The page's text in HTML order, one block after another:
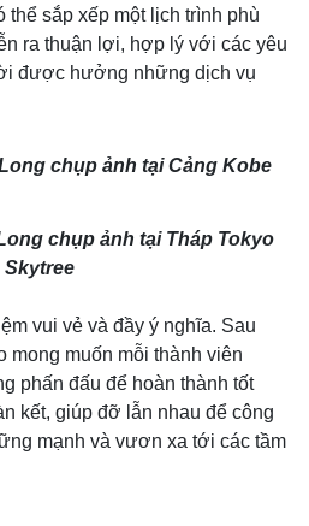
thể sắp xếp một lịch trình phù
ra thuận lợi, hợp lý với các yêu
được hưởng những dịch vụ
chụp ảnh tại Cảng Kobe
chụp ảnh tại Tháp Tokyo
Skytree
vui vẻ và đầy ý nghĩa. Sau
mong muốn mỗi thành viên
phấn đấu để hoàn thành tốt
kết, giúp đỡ lẫn nhau để công
mạnh và vươn xa tới các tầm